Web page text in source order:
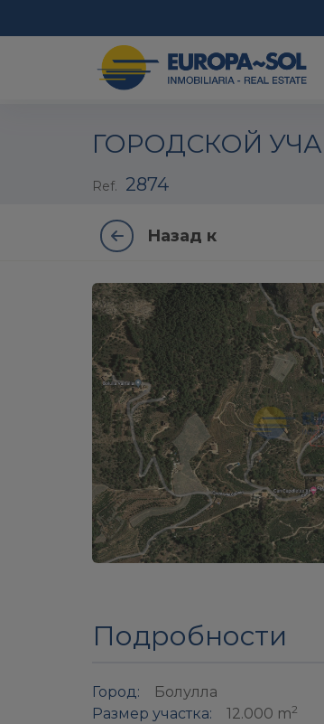
ГОРОДСКОЙ
Ref. 2874
Назад к
Подробности
Город:
Болулла
Размер участка:
12.000 m2
1 / 2